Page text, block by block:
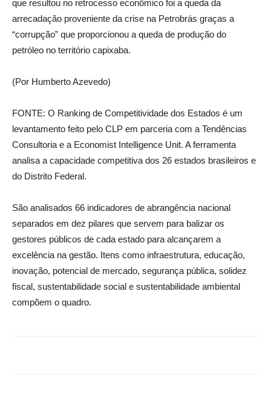
que resultou no retrocesso econômico foi a queda da
arrecadação proveniente da crise na Petrobrás graças a
“corrupção” que proporcionou a queda de produção do
petróleo no território capixaba.
(Por Humberto Azevedo)
FONTE: O Ranking de Competitividade dos Estados é um
levantamento feito pelo CLP em parceria com a Tendências
Consultoria e a Economist Intelligence Unit. A ferramenta
analisa a capacidade competitiva dos 26 estados brasileiros e
do Distrito Federal.
São analisados 66 indicadores de abrangência nacional
separados em dez pilares que servem para balizar os
gestores públicos de cada estado para alcançarem a
excelência na gestão. Itens como infraestrutura, educação,
inovação, potencial de mercado, segurança pública, solidez
fiscal, sustentabilidade social e sustentabilidade ambiental
compõem o quadro.